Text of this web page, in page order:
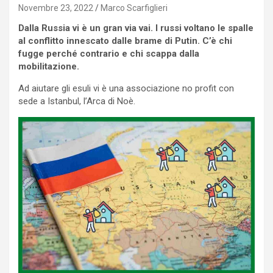
Novembre 23, 2022 Marco Scarfiglieri
Dalla Russia vi è un gran via vai. I russi voltano le spalle
al conflitto innescato dalle brame di Putin. C’è chi
fugge perché contrario e chi scappa dalla
mobilitazione.
Ad aiutare gli esuli vi è una associazione no profit con
sede a Istanbul, l’Arca di Noè.